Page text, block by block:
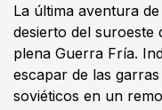
La última aventura de
desierto del suroeste
plena Guerra Fría.
escapar de las
soviéticos en un